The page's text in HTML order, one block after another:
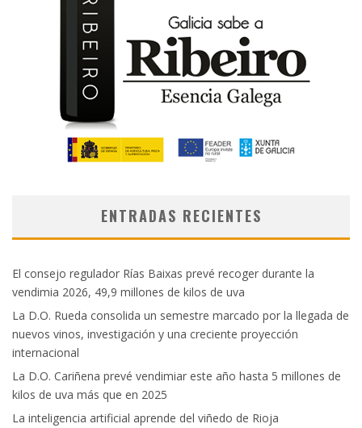
ENTRADAS RECIENTES
El consejo regulador Rías Baixas prevé recoger durante la
vendimia 2026, 49,9 millones de kilos de uva
La D.O. Rueda consolida un semestre marcado por la llegada de
nuevos vinos, investigación y una creciente proyección
internacional
La D.O. Cariñena prevé vendimiar este año hasta 5 millones de
kilos de uva más que en 2025
La inteligencia artificial aprende del viñedo de Rioja